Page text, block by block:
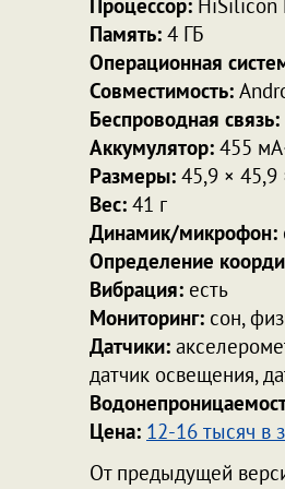
Процессор: HiSilicon
Память: 4 ГБ
Операционная
Совместимость:
Беспроводная связь:
Аккумулятор: 455
Размеры: 45,9 ×
Вес: 41 г
Динамик/микрофон:
Определение
Вибрация: есть
Мониторинг: сон,
Датчики:
датчик освещения,
Цена: 12-16 тысяч в
От предыдущей